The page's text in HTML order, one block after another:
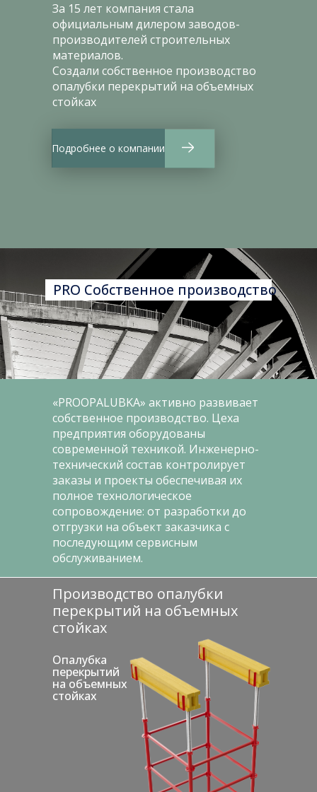
Подробнее о компании
За 15 лет компания стала
официальным дилером заводов-
производителей строительных
материалов.
Создали собственное производство
опалубки перекрытий на объемных
стойках
Производство опалубки
перекрытий на объемных
стойках
Опалубка
перекрытий
на объемных
стойках
«PROOPALUBKA» активно развивает
собственное производство. Цеха
предприятия оборудованы
современной техникой. Инженерно-
технический состав контролирует
заказы и проекты обеспечивая их
полное технологическое
сопровождение: от разработки до
отгрузки на объект заказчика с
последующим сервисным
обслуживанием.
PRO Собственное производство